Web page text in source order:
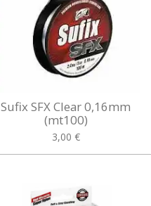
Sufix SFX Clear 0,16mm
(mt100)
3,00 €